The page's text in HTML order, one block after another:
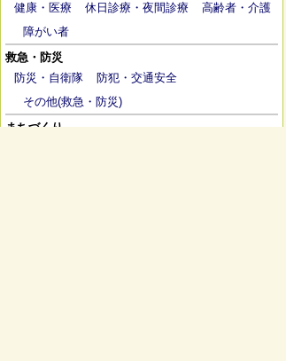
健康・医療
休日診療・夜間診療
高齢者・介護
障がい者
救急・防災
防災・自衛隊
防犯・交通安全
その他(救急・防災)
まちづくり